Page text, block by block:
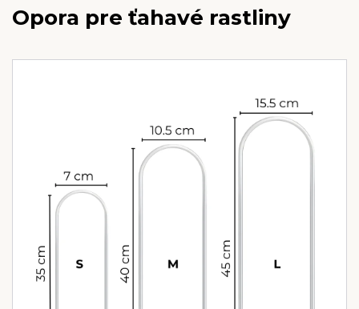
Opora pre ťahavé rastliny